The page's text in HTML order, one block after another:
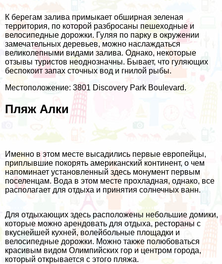
К берегам залива примыкает обширная зеленая
территория, по которой разбросаны пешеходные и
велосипедные дорожки. Гуляя по парку в окружении
замечательных деревьев, можно наслаждаться
великолепными видами залива. Однако, некоторые
отзывы туристов неоднозначны. Бывает, что гуляющих
беспокоит запах сточных вод и гнилой рыбы.
Местоположение: 3801 Discovery Park Boulevard.
Пляж Алки
Именно в этом месте высадились первые европейцы,
приплывшие покорять американский континент, о чем
напоминает установленный здесь монумент первым
поселенцам. Вода в этом месте прохладная, однако, все
располагает для отдыха и принятия солнечных ванн.
Для отдыхающих здесь расположены небольшие домики,
которые можно арендовать для отдыха, рестораны с
вкуснейшей кухней, волейбольные площадки и
велосипедные дорожки. Можно также полюбоваться
красивым видом Олимпийских гор и центром города,
который открывается с этого пляжа.